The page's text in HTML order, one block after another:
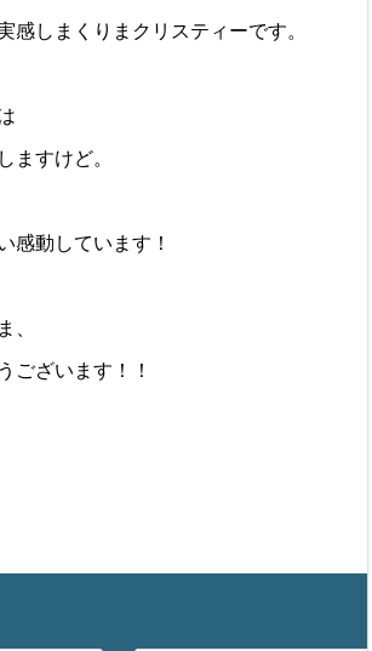
感しまくりまクリスティーです。
ますけど。
感動しています！
、
ございます！！